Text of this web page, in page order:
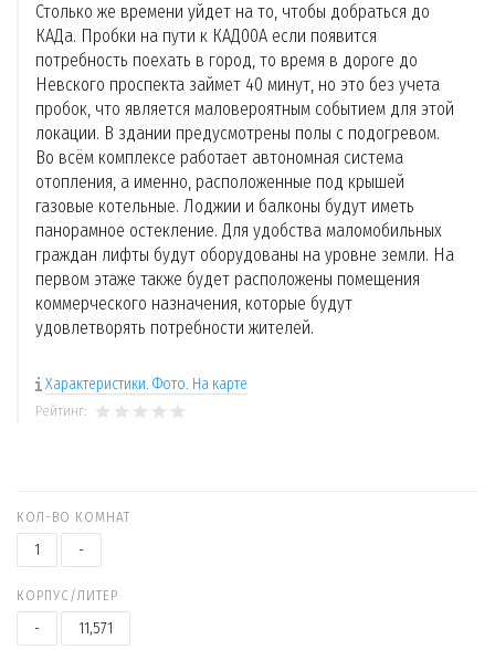
Столько же времени уйдет на то, чтобы добраться до
КАДа. Пробки на пути к КАД00А если появится
потребность поехать в город, то время в дороге до
Невского проспекта займет 40 минут, но это без учета
пробок, что является маловероятным событием для этой
локации. В здании предусмотрены полы с подогревом.
Во всём комплексе работает автономная система
отопления, а именно, расположенные под крышей
газовые котельные. Лоджии и балконы будут иметь
панорамное остекление. Для удобства маломобильных
граждан лифты будут оборудованы на уровне земли. На
первом этаже также будет расположены помещения
коммерческого назначения, которые будут
удовлетворять потребности жителей.
Характеристики. Фото. На карте
Рейтинг:
КОЛ-ВО КОМНАТ
1 -
КОРПУС/ЛИТЕР
- 11,571